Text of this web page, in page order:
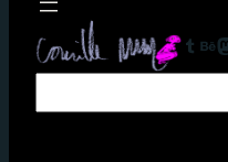
Tumblr Behance Mastodon
e